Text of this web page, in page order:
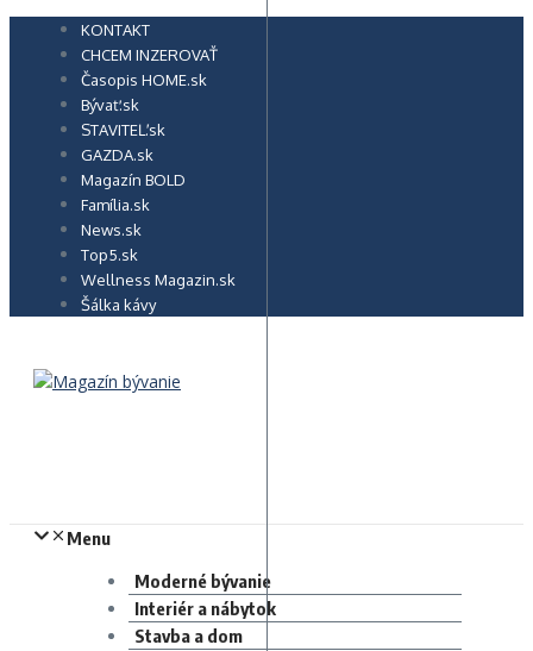
Preskočiť
KONTAKT
CHCEM INZEROVAŤ
Časopis HOME.sk
Bývať.sk
STAVITEĽ.sk
GAZDA.sk
Magazín BOLD
Família.sk
News.sk
Top5.sk
Wellness Magazin.sk
Šálka kávy
Menu
Moderné bývanie
Interiér a nábytok
Stavba a dom